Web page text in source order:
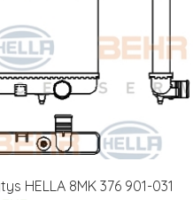
HELLA 8MK 376 901-031